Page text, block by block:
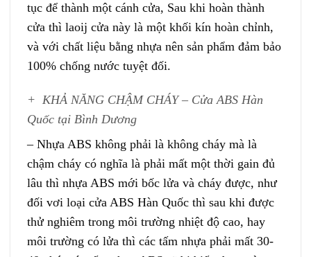
tục để thành một cánh cửa, Sau khi hoàn thành
cửa thì laoij cửa này là một khối kín hoàn chỉnh,
và với chất liệu bằng nhựa nên sản phẩm đảm bảo
100% chống nước tuyệt đối.
+ KHẢ NĂNG CHẬM CHÁY – Cửa ABS Hàn
Quốc tại Bình Dương
– Nhựa ABS không phải là không cháy mà là
chậm cháy có nghĩa là phải mất một thời gain đủ
lâu thì nhựa ABS mới bốc lửa và cháy được, như
đối vơi loại cửa ABS Hàn Quốc thì sau khi được
thử nghiêm trong môi trường nhiệt độ cao, hay
môi trường có lửa thì các tấm nhựa phải mất 30-